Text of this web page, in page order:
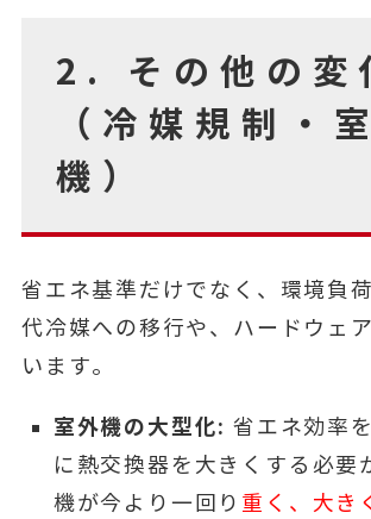
2. その他の変
（冷媒規制・
機）
省エネ基準だけでなく、環境負
代冷媒への移行や、ハードウェ
います。
室外機の大型化: 省エネ効率
に熱交換器を大きくする必要
機が今より一回り 重く、大き